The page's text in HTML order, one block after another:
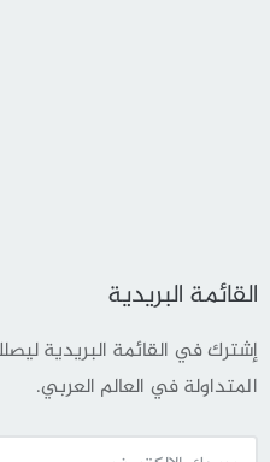
القائمة البريدية
إشترك في القائمة البريدية
المتداولة في العالم العربي.